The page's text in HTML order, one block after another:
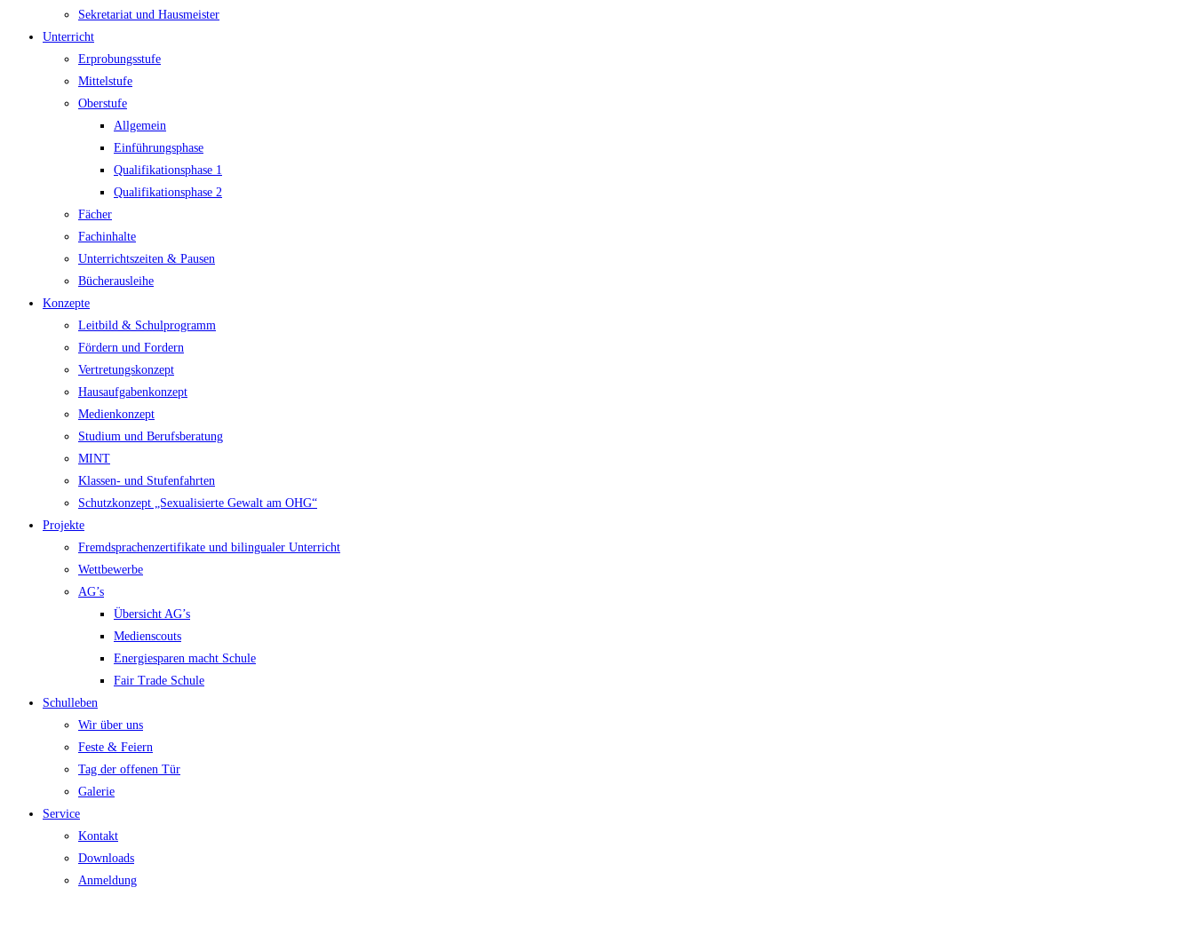
Sekretariat und Hausmeister
Unterricht
Erprobungsstufe
Mittelstufe
Oberstufe
Allgemein
Einführungsphase
Qualifikationsphase 1
Qualifikationsphase 2
Fächer
Fachinhalte
Unterrichtszeiten & Pausen
Bücherausleihe
Konzepte
Leitbild & Schulprogramm
Fördern und Fordern
Vertretungskonzept
Hausaufgabenkonzept
Medienkonzept
Studium und Berufsberatung
MINT
Klassen- und Stufenfahrten
Schutzkonzept „Sexualisierte Gewalt am OHG“
Projekte
Fremdsprachenzertifikate und bilingualer Unterricht
Wettbewerbe
AG’s
Übersicht AG’s
Medienscouts
Energiesparen macht Schule
Fair Trade Schule
Schulleben
Wir über uns
Feste & Feiern
Tag der offenen Tür
Galerie
Service
Kontakt
Downloads
Anmeldung